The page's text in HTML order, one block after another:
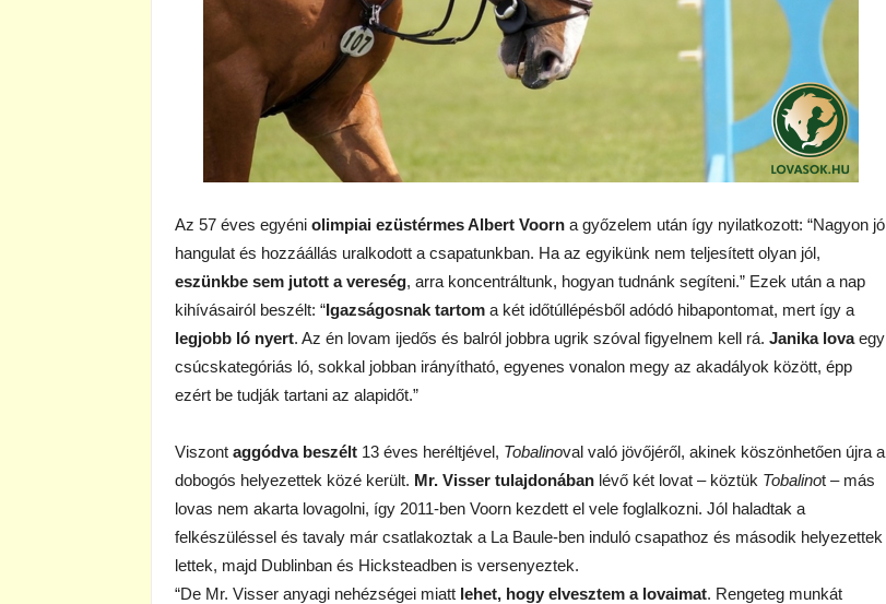
Az 57 éves egyéni olimpiai ezüstérmes Albert Voorn a győzelem után így nyilatkozott: “Nagyon jó
hangulat és hozzáállás uralkodott a csapatunkban. Ha az egyikünk nem teljesített olyan jól,
eszünkbe sem jutott a vereség, arra koncentráltunk, hogyan tudnánk segíteni.” Ezek után a nap
kihívásairól beszélt: “Igazságosnak tartom a két időtúllépésből adódó hibapontomat, mert így a
legjobb ló nyert. Az én lovam ijedős és balról jobbra ugrik szóval figyelnem kell rá. Janika lovaegy
csúcskategóriás ló, sokkal jobban irányítható, egyenes vonalon megy az akadályok között, épp
ezért be tudják tartani az alapidőt.”
Viszont aggódva beszélt 13 éves heréltjével, Tobalinoval való jövőjéről, akinek köszönhetően újra a
dobogós helyezettek közé került. Mr. Visser tulajdonában lévő két lovat – köztük Tobalinot – más
lovas nem akarta lovagolni, így 2011-ben Voorn kezdett el vele foglalkozni. Jól haladtak a
felkészüléssel és tavaly már csatlakoztak a La Baule-ben induló csapathoz és második helyezettek
lettek, majd Dublinban és Hicksteadben is versenyeztek.
“De Mr. Visser anyagi nehézségei miatt lehet, hogy elvesztem a lovaimat. Rengeteg munkát